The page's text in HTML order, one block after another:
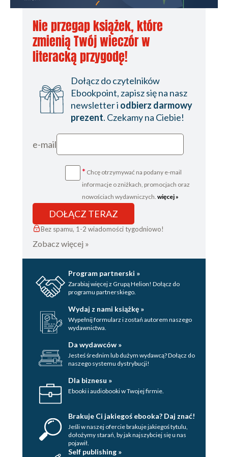
bezpieczeństwa
3.1. Wprowadzenie
3.2. Zbiory rozmyte
3.3. Definicja zbioru rozmytego
3.4. Operacje na zbiorach rozmytych
3.6. Systemy wnioskowania rozmytego
3.7. Ogólna koncepcja wykorzystania
systemów wnioskowania rozmytego do
analizy skuteczności kontroli
bezpieczeństwa
4. Symulacyjna analiza przepustowości i
skuteczności punktu kontroli bezpieczeństwa w
porcie lotniczym wykorzystującego WTMD i body
skaner
Znaczenie przepustowości i
skuteczności kontroli bezpieczeństwa w
porcie lotniczym
Zagrożenia bezpieczeństwa w
transporcie lotniczym w procesie
obsługi pasażerów
4.1. Model przepływu pasażerów przez
punkt kontroli bezpieczeństwa
4.1.1. Przepływ pasażerów
metali
4.1.2. Przepływ pasażerów
niejonizujące urządzenie do
4.2. Analiza danych wejściowych
w postaci kolorowanej sieci
Petriego
Model stanowiska
wyposażonego w WTMD
Nie przegap książek, które
zmienią Twój wieczór w
literacką przygodę!
Dołącz do czytelników
Ebookpoint, zapisz się na nasz
newsletter i odbierz darmowy
prezent. Czekamy na Ciebie!
e-mail
* Chcę otrzymywać na podany e-mail
informacje o zniżkach, promocjach oraz
nowościach wydawniczych. więcej »
DOŁĄCZ TERAZ
Bez spamu, 1-2 wiadomości tygodniowo!
Zobacz więcej »
Program partnerski »
Zarabiaj więcej z Grupą Helion! Dołącz do
programu partnerskiego.
Wydaj z nami książkę »
Wypełnij formularz i zostań autorem naszego
wydawnictwa.
Da wydawców »
Jesteś średnim lub dużym wydawcą? Dołącz do
naszego systemu dystrybucji!
Dla biznesu »
Ebooki i audiobooki w Twojej firmie.
Brakuje Ci jakiegoś ebooka? Daj znać!
Jeśli w naszej ofercie brakuje jakiegoś tytulu,
dołożymy starań, by jak najszybciej się u nas
pojawił.
Self publishing »